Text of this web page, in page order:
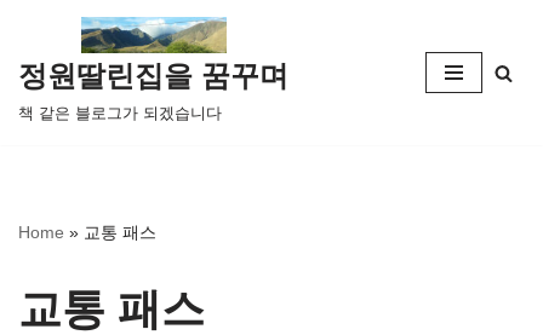
콘
텐
츠
뛰
정원딸린집을 꿈꾸며
책 같은 블로그가 되겠습니다
Home » 교통 패스
교통 패스